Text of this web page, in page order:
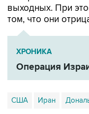
выходных. При
том, что они
ХРОНИКА
Операция
США Иран